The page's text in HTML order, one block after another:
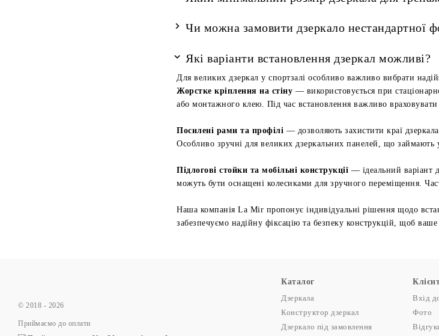
Чи можна замовити дзеркало нестандартної
Які варіанти встановлення дзеркал можливі?
Для великих дзеркал у спортзалі особливо важливо вибрати
Жорстке кріплення на стіну — використовується при
або монтажного клею. Під час встановлення важливо враховувати
Посилені рами та профілі — дозволяють захистити краї
Особливо зручні для великих дзеркальних панелей, що займають
Підлогові стойки та мобільні конструкції — ідеальний варіант
можуть бути оснащені колесиками для зручного переміщення.
Наша компанія La Mir пропонує індивідуальні рішення щодо
забезпечуємо надійну фіксацію та безпеку конструкцій, щоб
© 2018 - 2026
Приймаємо до оплати
Каталог
Дзеркала
Конструктор дзеркал
Дзеркало під замовлення
Вхід
Фото